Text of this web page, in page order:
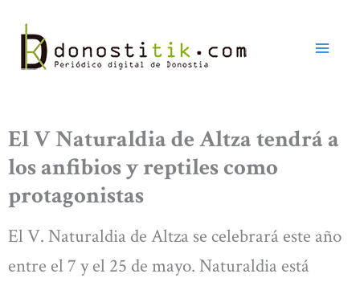
contenido
El V Naturaldia de Altza tendrá a
los anfibios y reptiles como
protagonistas
El V. Naturaldia de Altza se celebrará este año
entre el 7 y el 25 de mayo. Naturaldia está